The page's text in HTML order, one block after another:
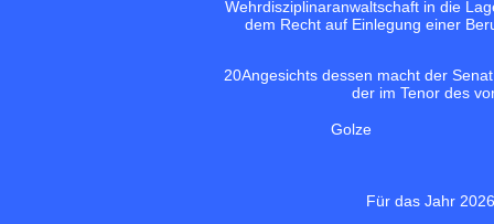
Wehrdisziplinaranwaltschaft in die
dem Recht auf Einlegung einer
20Angesichts dessen macht der
der im Tenor des
Golze
Für das Jahr